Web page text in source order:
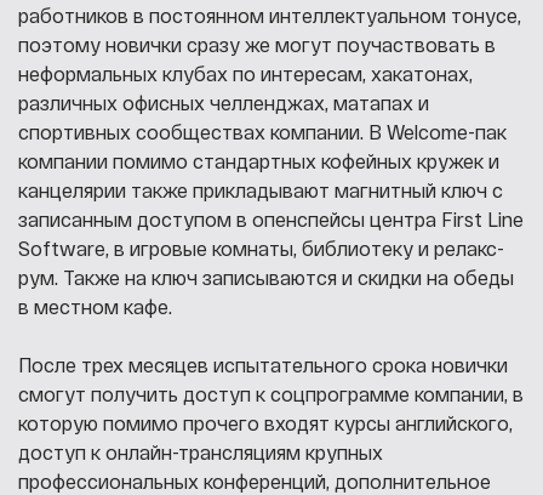
работников в постоянном интеллектуальном тонусе,
поэтому новички сразу же могут поучаствовать в
неформальных клубах по интересам, хакатонах,
различных офисных челленджах, матапах и
спортивных сообществах компании. В Welcome-пак
компании помимо стандартных кофейных кружек и
канцелярии также прикладывают магнитный ключ с
записанным доступом в опенспейсы центра First Line
Software, в игровые комнаты, библиотеку и релакс-
рум. Также на ключ записываются и скидки на обеды
в местном кафе.
После трех месяцев испытательного срока новички
смогут получить доступ к соцпрограмме компании, в
которую помимо прочего входят курсы английского,
доступ к онлайн-трансляциям крупных
профессиональных конференций, дополнительное